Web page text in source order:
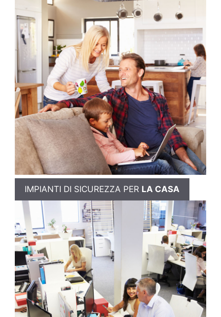
IMPIANTI DI SICUREZZA PER LA CASA